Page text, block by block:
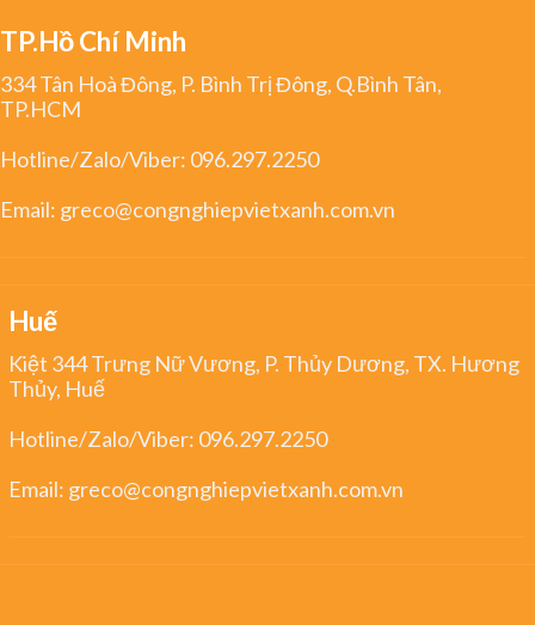
TP.Hồ Chí Minh
334 Tân Hoà Đông, P. Bình Trị Đông, Q.Bình Tân,
TP.HCM
Hotline/Zalo/Viber: 096.297.2250
Email: greco@congnghiepvietxanh.com.vn
Huế
Kiệt 344 Trưng Nữ Vương, P. Thủy Dương, TX. Hương
Thủy, Huế
Hotline/Zalo/Viber: 096.297.2250
Email: greco@congnghiepvietxanh.com.vn